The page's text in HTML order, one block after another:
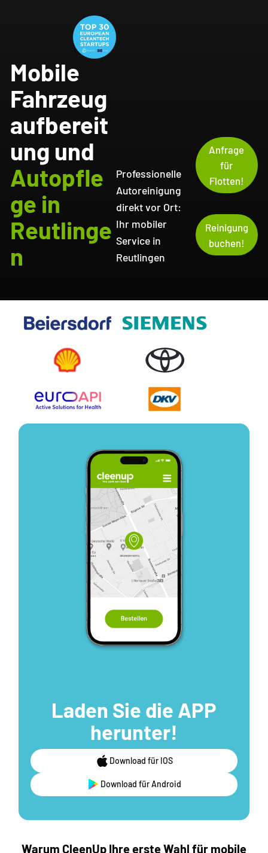
Mobile
Fahrzeug
aufbereit
ung und
Autopfle
ge in
Reutlinge
n
Professionelle
Autoreinigung
direkt vor Ort:
Ihr mobiler
Service in
Reutlingen
Reinigung
buchen!
Anfrage
für
Flotten!
Laden Sie die APP
herunter!
Download für IOS
Download für Android
Warum CleenUp Ihre erste Wahl für mobile